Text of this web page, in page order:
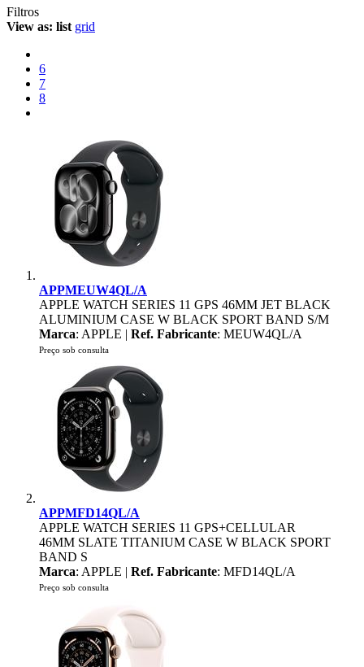
Filtros
View as: list grid
6
7
8
APPMEUW4QL/A
APPLE WATCH SERIES 11 GPS 46MM JET BLACK
ALUMINIUM CASE W BLACK SPORT BAND S/M
Marca: APPLE | Ref. Fabricante: MEUW4QL/A
Preço sob consulta
APPMFD14QL/A
APPLE WATCH SERIES 11 GPS+CELLULAR
46MM SLATE TITANIUM CASE W BLACK SPORT
BAND S
Marca: APPLE | Ref. Fabricante: MFD14QL/A
Preço sob consulta